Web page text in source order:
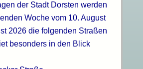
der Stadt Dorsten werden
Woche vom 10. August
2026 die folgenden Straßen
besonders in den Blick